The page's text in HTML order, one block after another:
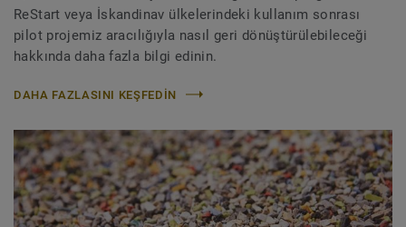
ReStart veya İskandinav ülkelerindeki kullanım sonrası
pilot projemiz aracılığıyla nasıl geri dönüştürülebileceği
hakkında daha fazla bilgi edinin.
DAHA FAZLASINI KEŞFEDIN